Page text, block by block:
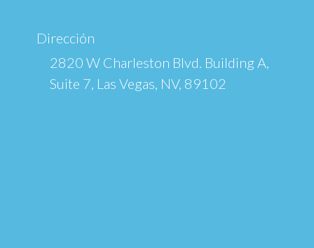
Dirección
2820 W Charleston Blvd. Building A,
Suite 7, Las Vegas, NV, 89102